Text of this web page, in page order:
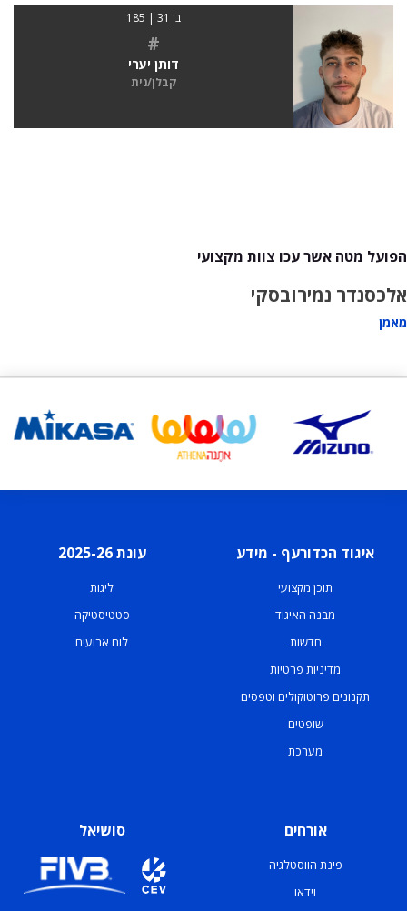
בן 31 | 185
#
דותן יערי
קבלן/נית
הפועל מטה אשר עכו צוות מקצועי
אלכסנדר נמירובסקי
מאמן
איגוד הכדורעף - מידע
תוכן מקצועי
מבנה האיגוד
חדשות
מדיניות פרטיות
תקנונים פרוטוקולים וטפסים
שופטים
מערכת
עונת 2025-26
ליגות
סטטיסטיקה
לוח ארועים
אורחים
פינת הווסטלגיה
וידאו
סושיאל